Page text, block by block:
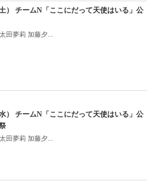
） チームN「ここにだって天使はいる」公
田夢莉 加藤夕...
） チームN「ここにだって天使はいる」公
田夢莉 加藤夕...